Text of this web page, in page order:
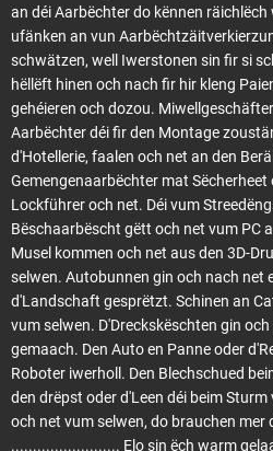
an déi Aarbëchter do kënnen
ufänken an vun
schwätzen, well Iwerstonen sin fir si
hëllëft hinen och nach fir hir kleng
gehéieren och dozou.
Aarbëchter déi fir den Montage
d'Hotellerie, faalen och net an den
Gemengenaarbëchter mat
Lockführer och net. Déi vum
Bëschaarbëscht gëtt och net vum PC
Musel kommen och net aus den 3D-
selwen. Autobunnen gin och nach net
d'Landschaft gesprëtzt. Schinen an
vum selwen. D'Dreckskëschten gin och
gemaach. Den Auto en Panne oder
Roboter iwerholl. Den Blechschued
den drëpst oder d'Leen déi beim
och net vum selwen, do brauchen mer
......................... Elo sin ëch warm